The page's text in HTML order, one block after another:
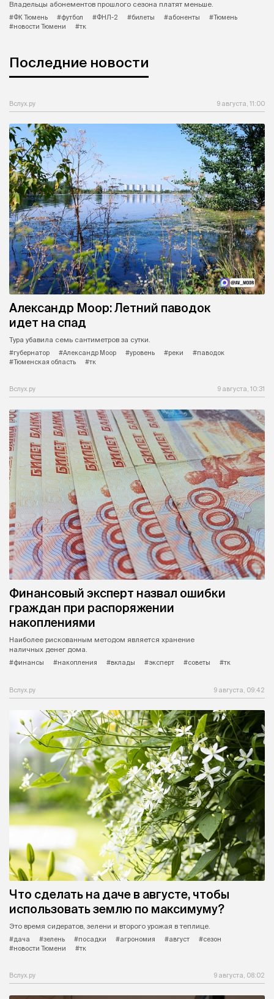
Владельцы абонементов прошлого сезона платят меньше.
#ФК Тюмень
#футбол #ФНЛ-2 #билеты #абоненты
#Тюмень
#новости Тюмени
#тк
Последние новости
Вслух.ру 9 августа, 11:00
Александр Моор: Летний паводок
идет на спад
Тура убавила семь сантиметров за сутки.
#губернатор
#Александр Моор #уровень #реки
#паводок
#Тюменская область
#тк
Вслух.ру 9 августа, 10:31
Финансовый эксперт назвал ошибки
граждан при распоряжении
накоплениями
Наиболее рискованным методом является хранение
наличных денег дома.
#финансы
#накопления #вклады #эксперт #советы #тк
Вслух.ру 9 августа, 09:42
Что сделать на даче в августе, чтобы
использовать землю по максимуму?
Это время сидератов, зелени и второго урожая в теплице.
#дача
#зелень #посадки #агрономия #август
#сезон
#новости Тюмени
#тк
Вслух.ру 9 августа, 08:02